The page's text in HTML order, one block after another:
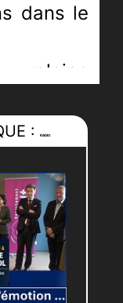
dans le
de
par
conflit
:RADIO